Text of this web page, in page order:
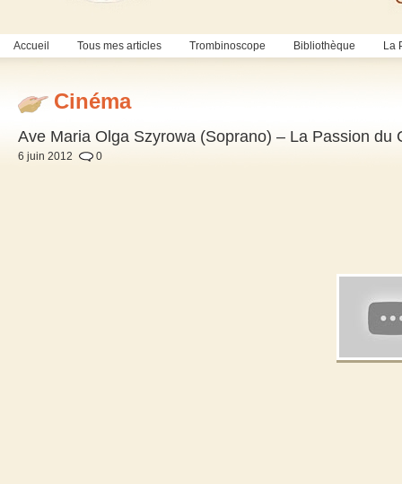
Accueil Tous mes articles Trombinoscope Bibliothèque La
Cinéma
Ave Maria Olga Szyrowa (Soprano) – La Passion du
6 juin 2012 0